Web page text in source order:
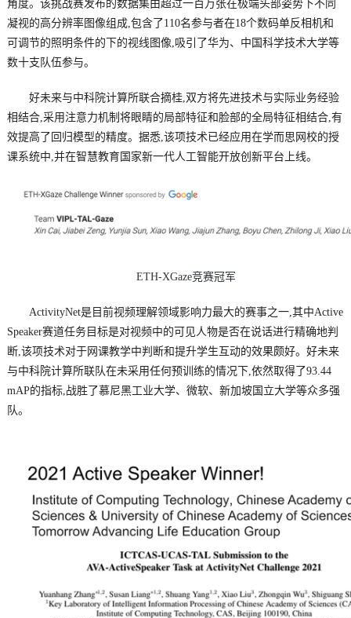
角度。该挑战赛发布的数据集由超过一百万张在极端头部姿势下不同
凝视的高分辨率图像组成,包含了110名参与者在18个数码单反相机和
可调节的照明条件的下的视线图像,吸引了华为、中国科学技术大学等
数十支队伍参与。
好未来与中科院计算所联合摘桂,双方将先进技术与实际业务经验
相结合,采用注意力机制将眼睛的局部特征和脸部的全局特征相结合,有
效提高了回归模型的精度。据悉,该项技术已经应用在学而思网校的授
课系统中,并在智慧教育国家新一代人工智能开放创新平台上线。
ETH-XGaze竞赛冠军
ActivityNet是目前视频理解领域影响力最大的赛事之一,其中Active
Speaker赛道任务目标是对视频中的可见人物是否在说话进行精确地判
断,该项技术对于网课教学中判断和提升学生互动的效果颇好。好未来
与中科院计算所联队在未采用任何预训练的情况下,依然取得了93.44
mAP的指标,战胜了慕尼黑工业大学、微软、新加坡国立大学等众多强
队。